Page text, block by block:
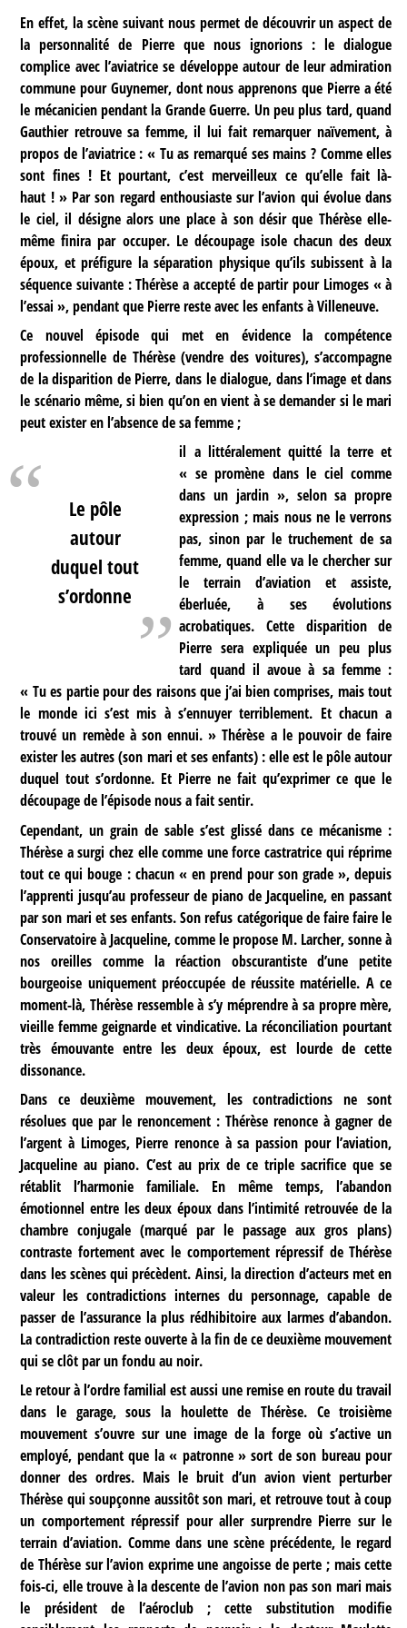
En effet, la scène suivant nous permet de découvrir un aspect de
la personnalité de Pierre que nous ignorions : le dialogue
complice avec l’aviatrice se développe autour de leur admiration
commune pour Guynemer, dont nous apprenons que Pierre a été
le mécanicien pendant la Grande Guerre. Un peu plus tard, quand
Gauthier retrouve sa femme, il lui fait remarquer naïvement, à
propos de l’aviatrice : « Tu as remarqué ses mains ? Comme elles
sont fines ! Et pourtant, c’est merveilleux ce qu’elle fait là-
haut ! » Par son regard enthousiaste sur l’avion qui évolue dans
le ciel, il désigne alors une place à son désir que Thérèse elle-
même finira par occuper. Le découpage isole chacun des deux
époux, et préfigure la séparation physique qu’ils subissent à la
séquence suivante : Thérèse a accepté de partir pour Limoges « à
l’essai », pendant que Pierre reste avec les enfants à Villeneuve.
Ce nouvel épisode qui met en évidence la compétence
professionnelle de Thérèse (vendre des voitures), s’accompagne
de la disparition de Pierre, dans le dialogue, dans l’image et dans
le scénario même, si bien qu’on en vient à se demander si le mari
peut exister en l’absence de sa femme ;
Le pôle
autour
duquel tout
s’ordonne
il a littéralement quitté la terre et
« se promène dans le ciel comme
dans un jardin », selon sa propre
expression ; mais nous ne le verrons
pas, sinon par le truchement de sa
femme, quand elle va le chercher sur
le terrain d’aviation et assiste,
éberluée, à ses évolutions
acrobatiques. Cette disparition de
Pierre sera expliquée un peu plus
tard quand il avoue à sa femme :
« Tu es partie pour des raisons que j’ai bien comprises, mais tout
le monde ici s’est mis à s’ennuyer terriblement. Et chacun a
trouvé un remède à son ennui. » Thérèse a le pouvoir de faire
exister les autres (son mari et ses enfants) : elle est le pôle autour
duquel tout s’ordonne. Et Pierre ne fait qu’exprimer ce que le
découpage de l’épisode nous a fait sentir.
Cependant, un grain de sable s’est glissé dans ce mécanisme :
Thérèse a surgi chez elle comme une force castratrice qui réprime
tout ce qui bouge : chacun « en prend pour son grade », depuis
l’apprenti jusqu’au professeur de piano de Jacqueline, en passant
par son mari et ses enfants. Son refus catégorique de faire faire le
Conservatoire à Jacqueline, comme le propose M. Larcher, sonne à
nos oreilles comme la réaction obscurantiste d’une petite
bourgeoise uniquement préoccupée de réussite matérielle. A ce
moment-là, Thérèse ressemble à s’y méprendre à sa propre mère,
vieille femme geignarde et vindicative. La réconciliation pourtant
très émouvante entre les deux époux, est lourde de cette
dissonance.
Dans ce deuxième mouvement, les contradictions ne sont
résolues que par le renoncement : Thérèse renonce à gagner de
l’argent à Limoges, Pierre renonce à sa passion pour l’aviation,
Jacqueline au piano. C’est au prix de ce triple sacrifice que se
rétablit l’harmonie familiale. En même temps, l’abandon
émotionnel entre les deux époux dans l’intimité retrouvée de la
chambre conjugale (marqué par le passage aux gros plans)
contraste fortement avec le comportement répressif de Thérèse
dans les scènes qui précèdent. Ainsi, la direction d’acteurs met en
valeur les contradictions internes du personnage, capable de
passer de l’assurance la plus rédhibitoire aux larmes d’abandon.
La contradiction reste ouverte à la fin de ce deuxième mouvement
qui se clôt par un fondu au noir.
Le retour à l’ordre familial est aussi une remise en route du travail
dans le garage, sous la houlette de Thérèse. Ce troisième
mouvement s’ouvre sur une image de la forge où s’active un
employé, pendant que la « patronne » sort de son bureau pour
donner des ordres. Mais le bruit d’un avion vient perturber
Thérèse qui soupçonne aussitôt son mari, et retrouve tout à coup
un comportement répressif pour aller surprendre Pierre sur le
terrain d’aviation. Comme dans une scène précédente, le regard
de Thérèse sur l’avion exprime une angoisse de perte ; mais cette
fois-ci, elle trouve à la descente de l’avion non pas son mari mais
le président de l’aéroclub ; cette substitution modifie